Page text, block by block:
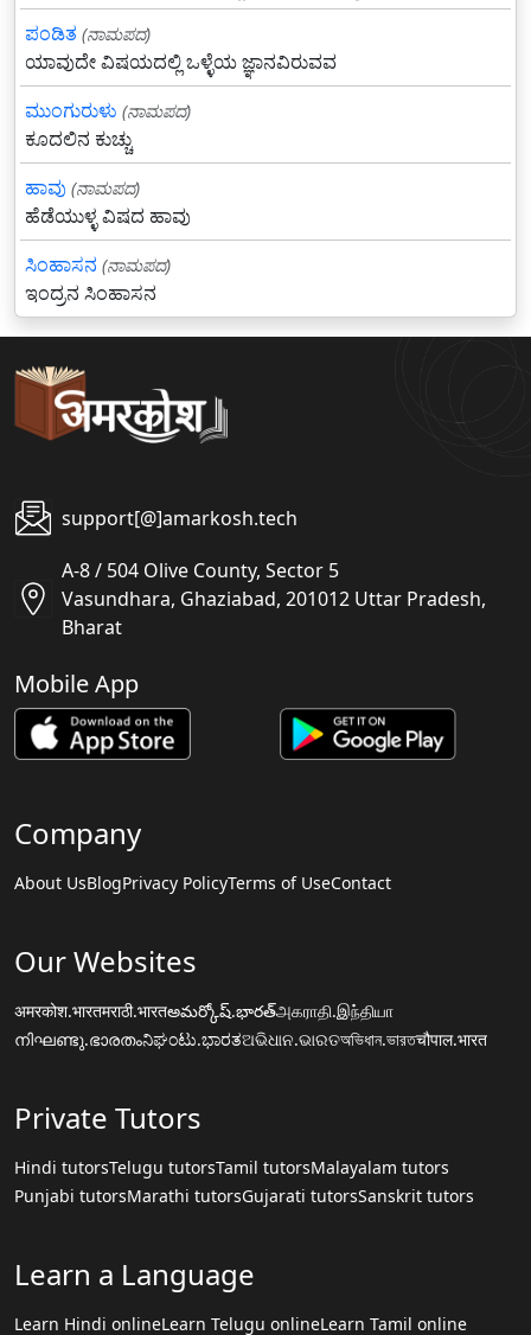
ಪಂಡಿತ (ನಾಮಪದ)
ಯಾವುದೇ ವಿಷಯದಲ್ಲಿ ಒಳ್ಳೆಯ ಜ್ಞಾನವಿರುವವ
ಮುಂಗುರುಳು (ನಾಮಪದ)
ಕೂದಲಿನ ಕುಚ್ಚು
ಹಾವು (ನಾಮಪದ)
ಹೆಡೆಯುಳ್ಳ ವಿಷದ ಹಾವು
ಸಿಂಹಾಸನ (ನಾಮಪದ)
ಇಂದ್ರನ ಸಿಂಹಾಸನ
support[@]amarkosh.tech
A-8 / 504 Olive County, Sector 5
Vasundhara, Ghaziabad, 201012 Uttar Pradesh,
Bharat
Mobile App
Company
About UsBlogPrivacy PolicyTerms of UseContact
Our Websites
अमरकोश.भारतमराठी.भारतఅమర్కోష్.భారత్அகராதி.இந்தியா
നിഘണ്ടു.ഭാരതംನಿಘಂಟು.ಭಾರತଅଭିଧାନ.ଭାରତঅভিধান.ভারতचौपाल.भारत
Private Tutors
Hindi tutorsTelugu tutorsTamil tutorsMalayalam tutors
Punjabi tutorsMarathi tutorsGujarati tutorsSanskrit tutors
Learn a Language
Learn Hindi onlineLearn Telugu onlineLearn Tamil online